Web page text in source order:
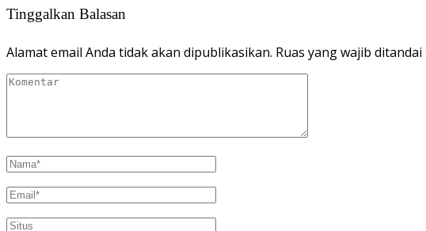
Tinggalkan Balasan
Alamat email Anda tidak akan dipublikasikan. Ruas yang wajib ditandai